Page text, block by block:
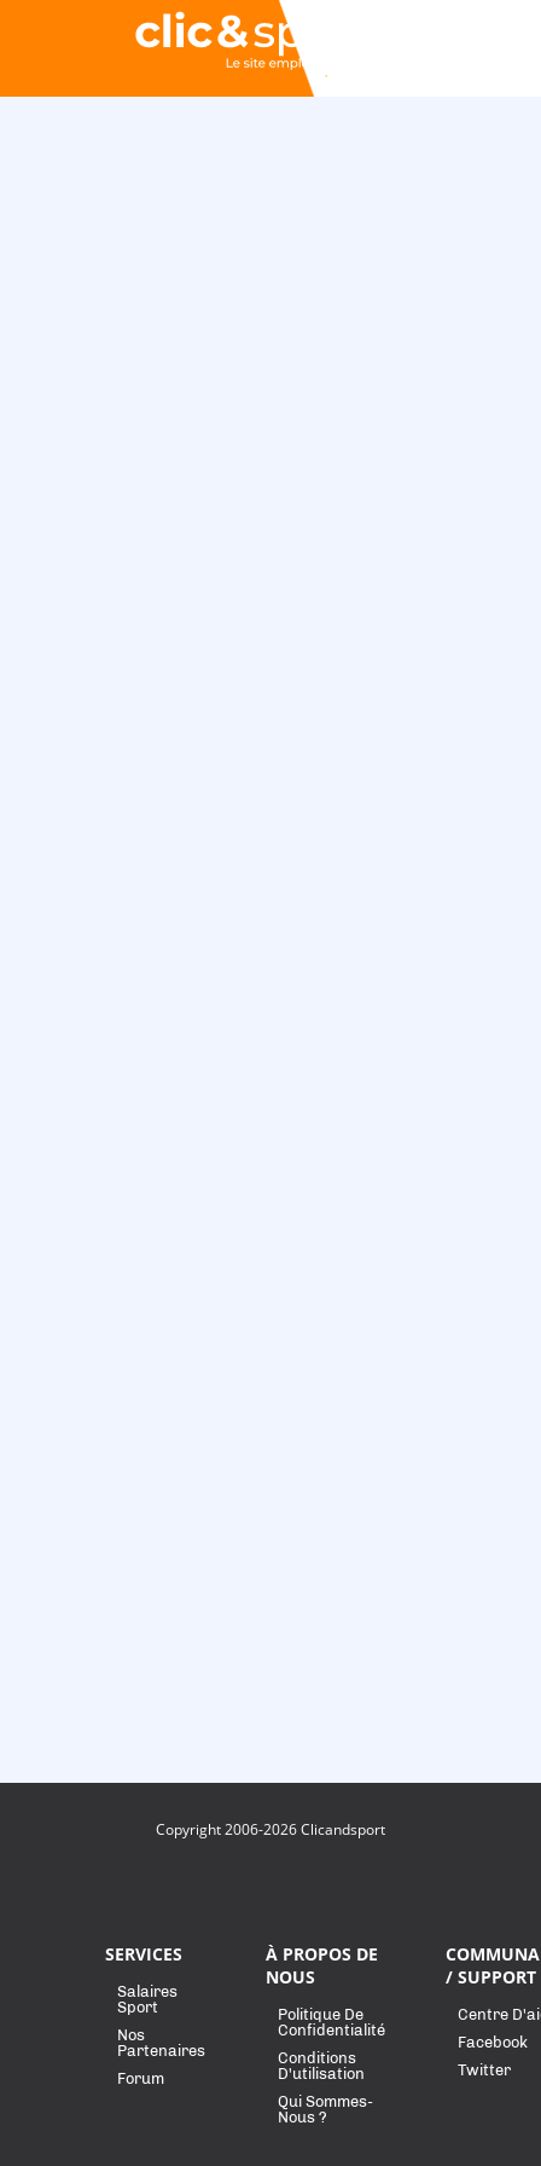
Copyright 2006-2026 Clicandsport
SERVICES
Salaires
Sport
Nos
Partenaires
Forum
À PROPOS DE
NOUS
Politique De
Confidentialité
Conditions
D'utilisation
Qui Sommes-
Nous ?
/ SUPPORT
Centre
Facebook
Twitter